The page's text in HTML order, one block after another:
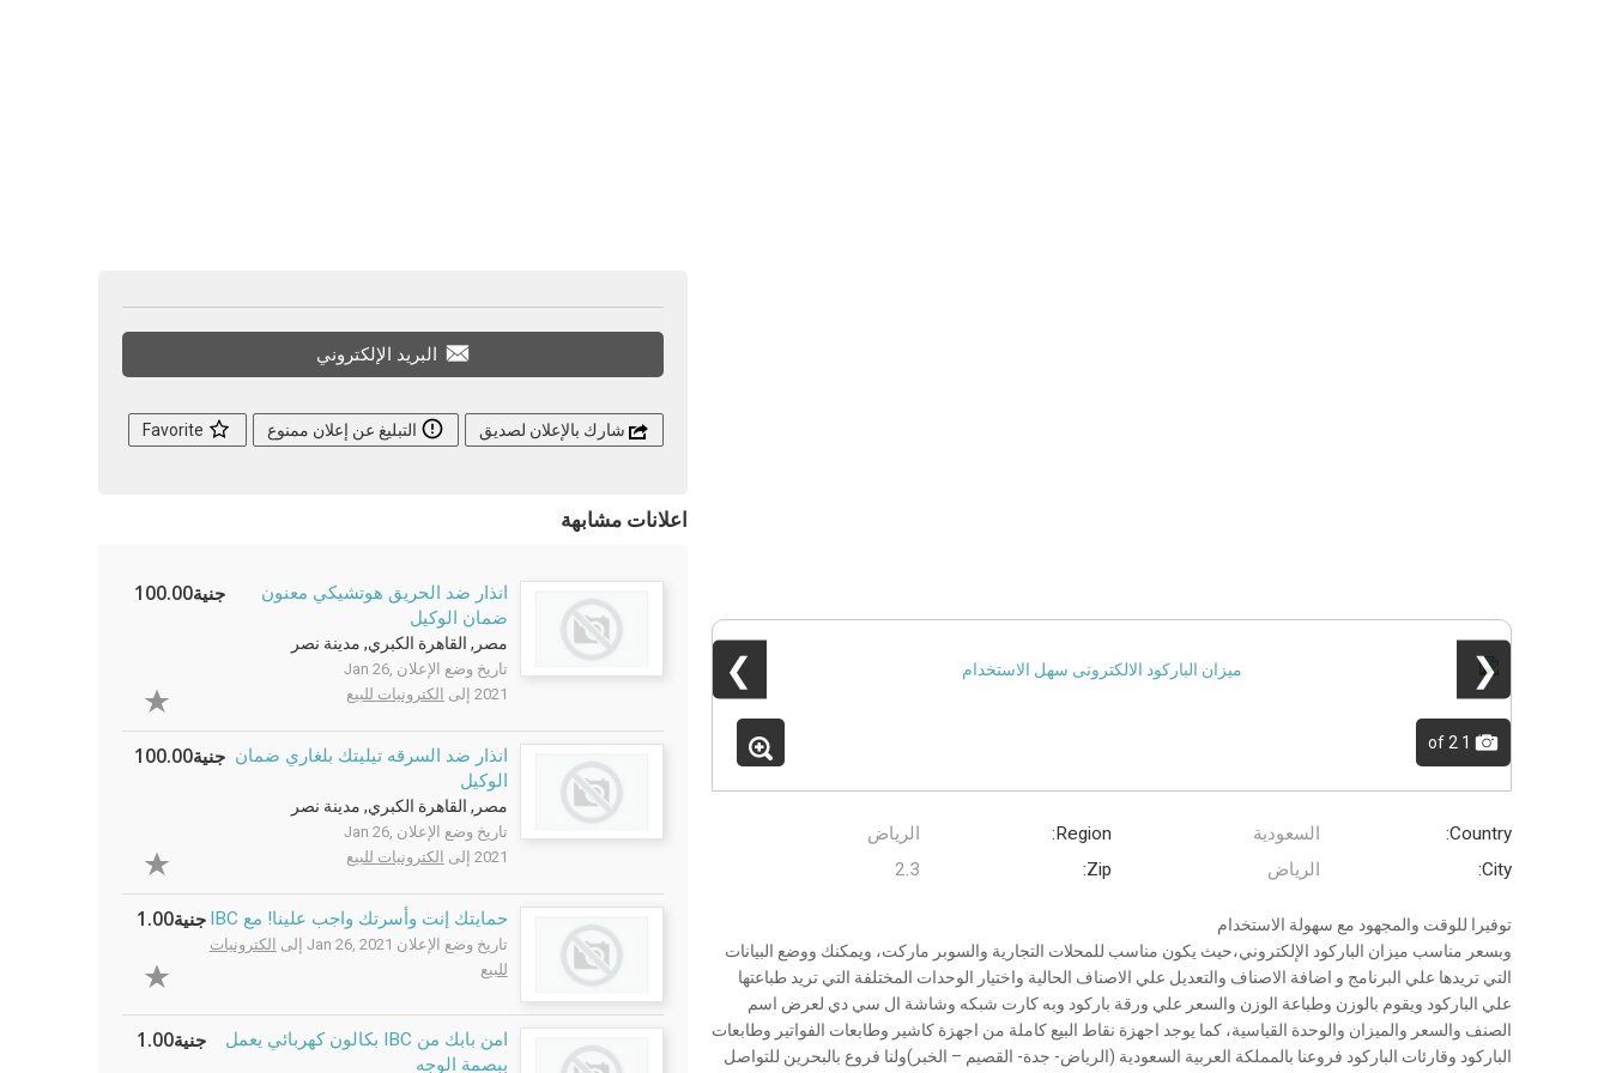
❮
❯
1
Country: السعودية Region:
الرياض
City:
الرياض Zip:
2.3
توفيرا للوقت والمجهود مع سهولة الاستخدام
وبسعر مناسب ميزان الباركود الإلكتروني،حيث يكون مناسب للمحلات التجارية والسوبر ماركت، ويمكنك ووضع البيانات
التي تريدها علي البرنامج و اضافة الاصناف والتعديل علي الاصناف الحالية واختيار الوحدات المختلفة التي تريد طباعتها
علي الباركود ويقوم بالوزن وطباعة الوزن والسعر علي ورقة باركود وبه كارت شبكه وشاشة ال سي دي لعرض اسم
الصنف والسعر والميزان والوحدة القياسية، كما يوجد اجهزة نقاط البيع كاملة من اجهزة كاشير وطابعات الفواتير وطابعات
الباركود وقارئات الباركود فروعنا بالمملكة العربية السعودية (الرياض- جدة- القصيم – الخبر)ولنا فروع بالبحرين للتواصل
البريد الإلكتروني
شارك بالإعلان لصديق التبليغ عن إعلان ممنوع
اعلانات مشابهة
انذار ضد الحريق هوتشيكي معنون
ضمان الوكيل
مصر, القاهرة الكبري, مدينة نصر
تاريخ وضع الإعلان Jan 26,
2021 إلى
الكترونيات للبيع
جنية100.00
انذار ضد السرقه تيليتك بلغاري ضمان
الوكيل
مصر, القاهرة الكبري, مدينة نصر
تاريخ وضع الإعلان Jan 26,
2021 إلى
الكترونيات للبيع
جنية100.00
حمايتك إنت وأسرتك واجب علينا! مع IBC
تاريخ وضع الإعلان Jan 26, 2021 إلى
الكترونيات
للبيع
جنية1.00
امن بابك من IBC بكالون كهربائي يعمل
ببصمة الوجه
جنية1.00